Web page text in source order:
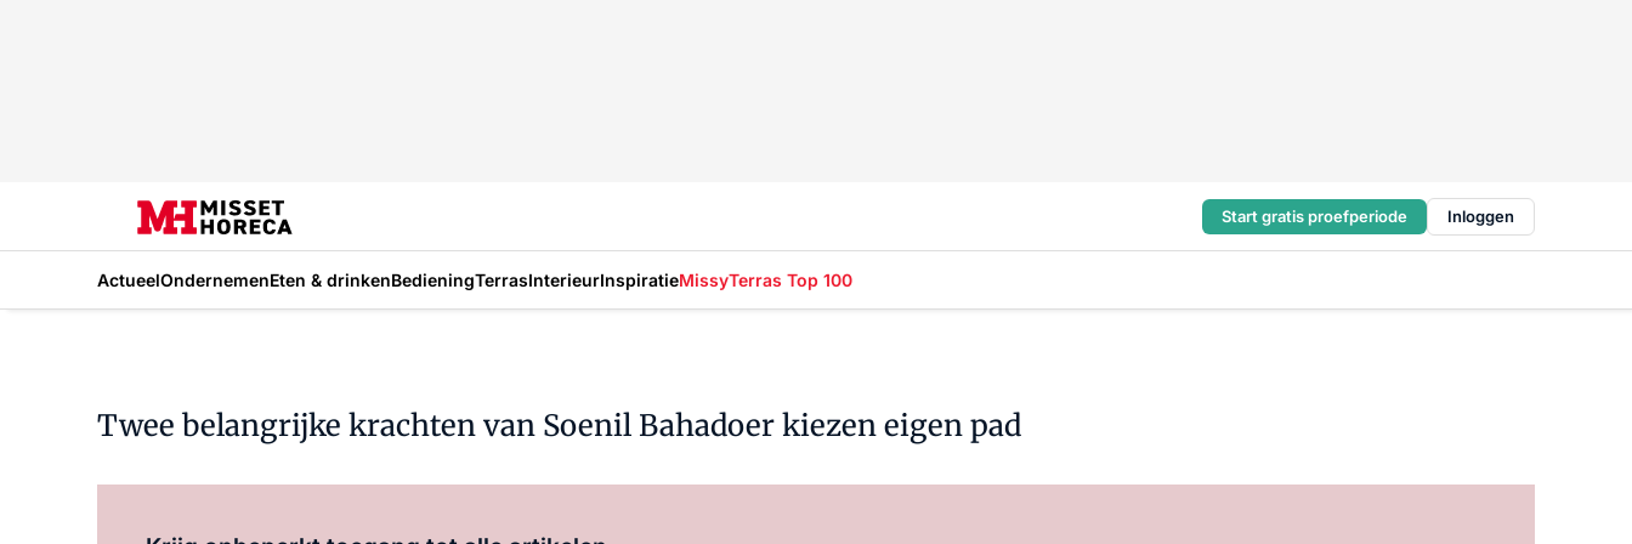
Start gratis proefperiode Inloggen
ActueelOndernemenEten & drinkenBedieningTerrasInterieurInspiratieMissyTerras Top 100
Twee belangrijke krachten van Soenil Bahadoer kiezen eigen pad